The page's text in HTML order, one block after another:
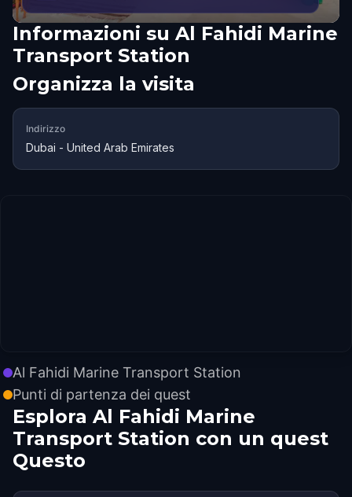
Informazioni su Al Fahidi Marine
Transport Station
Organizza la visita
Indirizzo
Dubai - United Arab Emirates
Al Fahidi Marine Transport Station
Punti di partenza dei quest
Esplora Al Fahidi Marine
Transport Station con un quest
Questo